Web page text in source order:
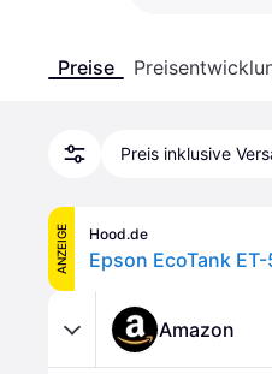
Preise
Preis inklusive
ANZEIGE Hood.de
Epson EcoTank
Amazon